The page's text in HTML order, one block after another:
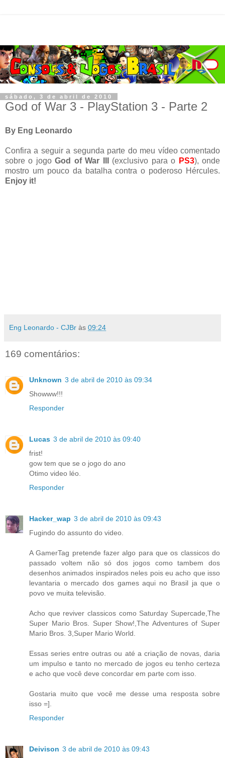
sábado, 3 de abril de 2010
God of War 3 - PlayStation 3 - Parte 2
By Eng Leonardo
Confira a seguir a segunda parte do meu vídeo comentado
sobre o jogoGod of War III (exclusivo para o PS3), onde
mostro um pouco da batalha contra o poderoso Hércules.
Enjoy it!
Eng Leonardo - CJBr às 09:24
169 comentários:
Unknown 3 de abril de 2010 às 09:34
Showww!!!
Responder
Lucas 3 de abril de 2010 às 09:40
frist!
gow tem que se o jogo do ano
Otimo video léo.
Responder
Hacker_wap 3 de abril de 2010 às 09:43
Fugindo do assunto do video.
A GamerTag pretende fazer algo para que os classicos do
passado voltem não só dos jogos como tambem dos
desenhos animados inspirados neles pois eu acho que isso
levantaria o mercado dos games aqui no Brasil ja que o
povo ve muita televisão.
Acho que reviver classicos como Saturday Supercade,The
Super Mario Bros. Super Show!,The Adventures of Super
Mario Bros. 3,Super Mario World.
Essas series entre outras ou até a criação de novas, daria
um impulso e tanto no mercado de jogos eu tenho certeza
e acho que você deve concordar em parte com isso.
Gostaria muito que você me desse uma resposta sobre
isso =].
Responder
Deivison 3 de abril de 2010 às 09:43